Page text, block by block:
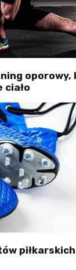
oporowy,
ciało